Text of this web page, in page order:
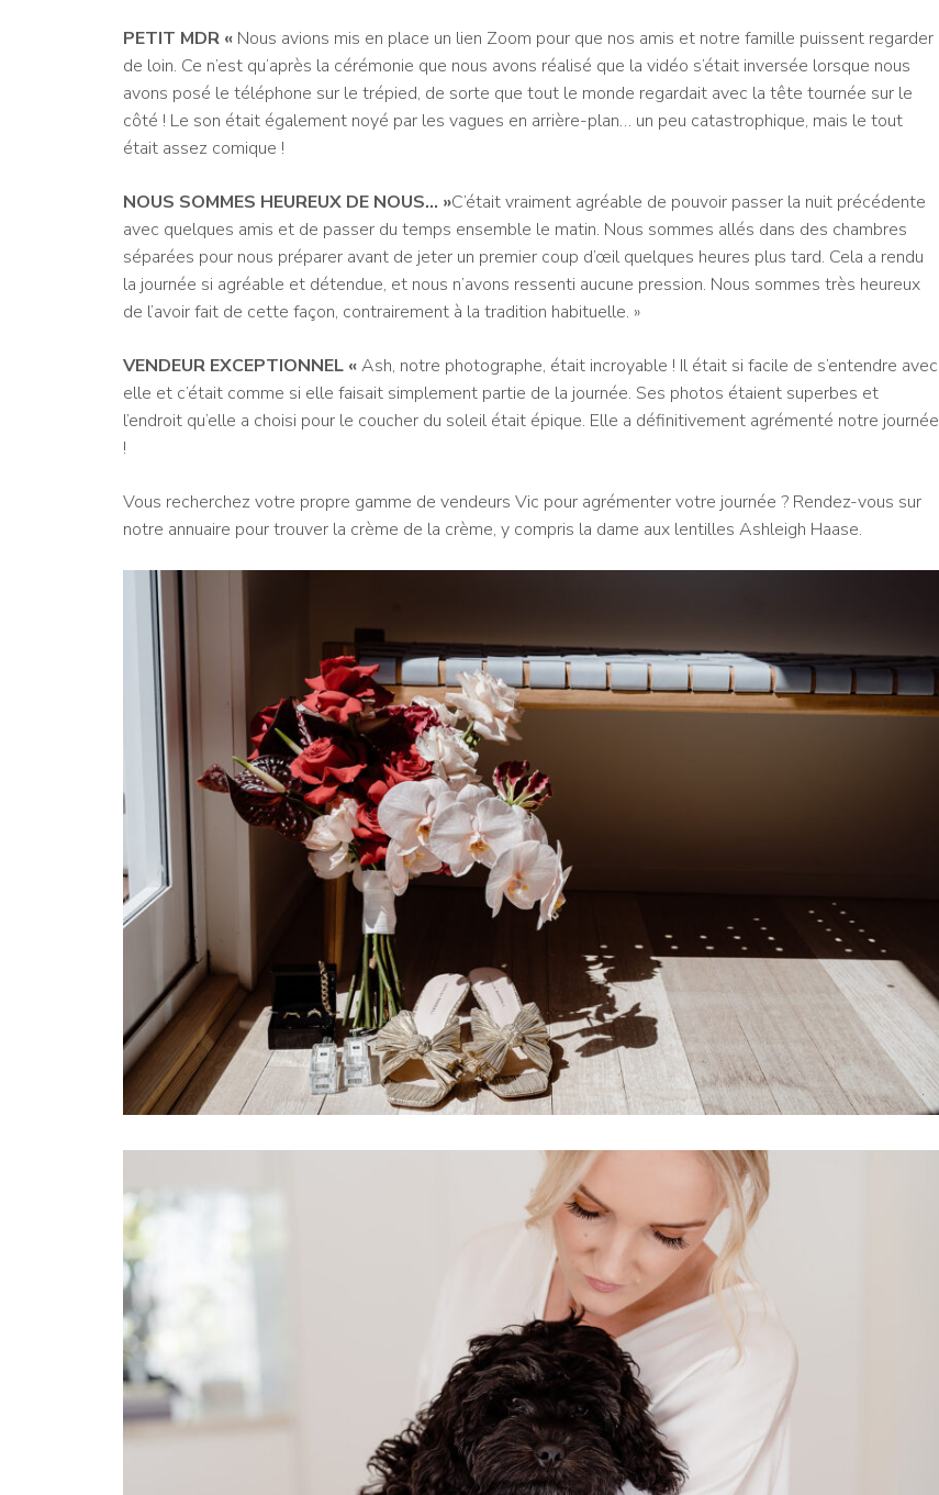
PETIT MDR « Nous avions mis en place un lien Zoom pour que nos amis et notre famille puissent regarder
de loin. Ce n’est qu’après la cérémonie que nous avons réalisé que la vidéo s’était inversée lorsque nous
avons posé le téléphone sur le trépied, de sorte que tout le monde regardait avec la tête tournée sur le
côté ! Le son était également noyé par les vagues en arrière-plan… un peu catastrophique, mais le tout
était assez comique !
NOUS SOMMES HEUREUX DE NOUS… »C’était vraiment agréable de pouvoir passer la nuit précédente
avec quelques amis et de passer du temps ensemble le matin. Nous sommes allés dans des chambres
séparées pour nous préparer avant de jeter un premier coup d’œil quelques heures plus tard. Cela a rendu
la journée si agréable et détendue, et nous n’avons ressenti aucune pression. Nous sommes très heureux
de l’avoir fait de cette façon, contrairement à la tradition habituelle. »
VENDEUR EXCEPTIONNEL «Ash, notre photographe, était incroyable ! Il était si facile de s’entendre avec
elle et c’était comme si elle faisait simplement partie de la journée. Ses photos étaient superbes et
l’endroit qu’elle a choisi pour le coucher du soleil était épique. Elle a définitivement agrémenté notre journée
!
Vous recherchez votre propre gamme de vendeurs Vic pour agrémenter votre journée ? Rendez-vous sur
notre annuaire pour trouver la crème de la crème, y compris la dame aux lentilles Ashleigh Haase.